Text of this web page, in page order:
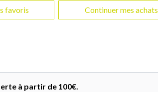
favoris Continuer mes achats
à partir de 100€.